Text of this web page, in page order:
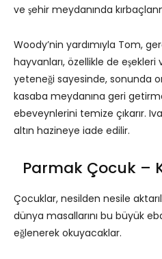
ve şehir meydanında
Woody’nin yardımıyla Tom,
hayvanları, özellikle de
yeteneği sayesinde, sonunda
kasaba meydanına geri
ebeveynlerini temize çıkarır.
altın hazineye iade edilir.
Parmak Çocuk –
Çocuklar, nesilden nesile
dünya masallarını bu büyük
eğlenerek okuyacaklar.